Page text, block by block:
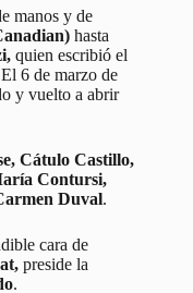
manos y de
hasta
quien escribió el
6 de marzo de
y vuelto a abrir
Cátulo Castillo,
Contursi,
Duval.
cara de
preside la
.